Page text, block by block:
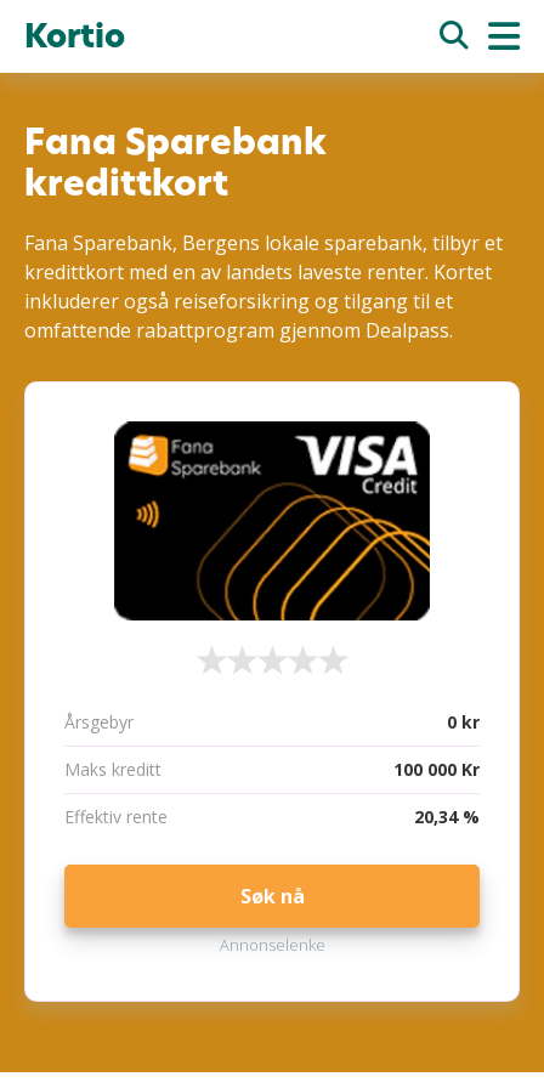
Kortio
Årsgebyr 0 kr
Maks kreditt 100 000 Kr
Effektiv rente 20,34 %
Søk nå
Annonselenke
Fana Sparebank
kredittkort
Fana Sparebank, Bergens lokale sparebank, tilbyr et
kredittkort med en av landets laveste renter. Kortet
inkluderer også reiseforsikring og tilgang til et
omfattende rabattprogram gjennom Dealpass.